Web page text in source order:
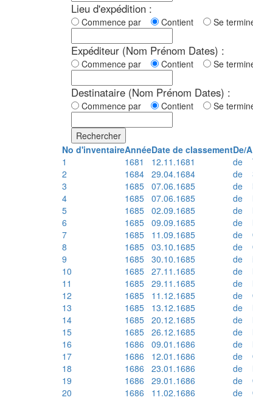
Lieu d'expédition :
Commence par Contient Se
Expéditeur (Nom Prénom Dates) :
Commence par Contient Se
Destinataire (Nom Prénom Dates) :
Commence par Contient Se
Rechercher
No d'inventaireAnnéeDate de classementDe/A
1
1681 12.11.1681 de
2
1684 29.04.1684 de
3
1685 07.06.1685 de
4
1685 07.06.1685 de
5
1685 02.09.1685 de
6
1685 09.09.1685 de
7
1685 11.09.1685 de
8
1685 03.10.1685 de
9
1685 30.10.1685 de
10
1685 27.11.1685 de
11
1685 29.11.1685 de
12
1685 11.12.1685 de
13
1685 13.12.1685 de
14
1685 20.12.1685 de
15
1685 26.12.1685 de
16
1686 09.01.1686 de
17
1686 12.01.1686 de
18
1686 23.01.1686 de
19
1686 29.01.1686 de
20
1686 11.02.1686 de